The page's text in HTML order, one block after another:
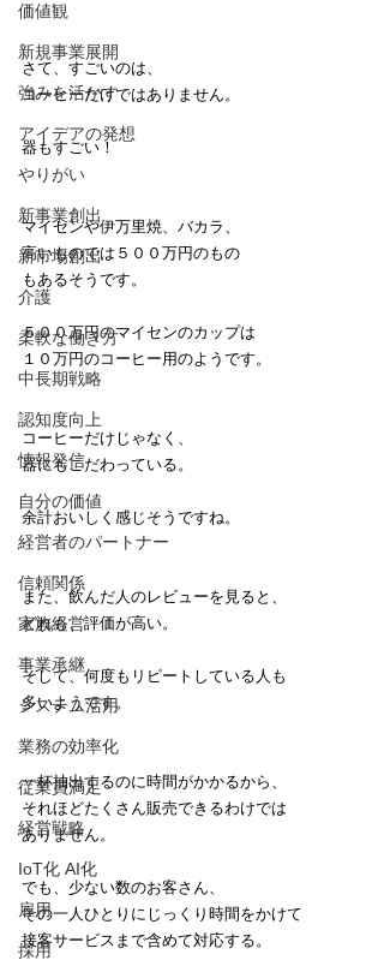
価値観
新規事業展開
強みを活かす
アイデアの発想
やりがい
新事業創出
新市場創出
介護
柔軟な働き方
中長期戦略
認知度向上
情報発信
自分の価値
経営者のパートナー
信頼関係
家族経営
事業承継
システム活用
業務の効率化
従業員満足
経営戦略
IoT化 AI化
雇用
採用
さて、すごいのは、
コーヒーだけではありません。
器もすごい！
マイセンや伊万里焼、バカラ、
高いものでは５００万円のもの
もあるそうです。
５００万円のマイセンのカップは
１０万円のコーヒー用のようです。
コーヒーだけじゃなく、
器にもこだわっている。
余計おいしく感じそうですね。
また、飲んだ人のレビューを見ると、
どれも、評価が高い。
そして、何度もリピートしている人も
多いようです。
一杯抽出するのに時間がかかるから、
それほどたくさん販売できるわけでは
ありません。
でも、少ない数のお客さん、
その一人ひとりにじっくり時間をかけて
接客サービスまで含めて対応する。